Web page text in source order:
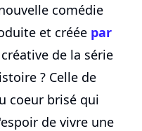
comédie
et créée par
de la série
? Celle de
coeur brisé qui
de vivre une